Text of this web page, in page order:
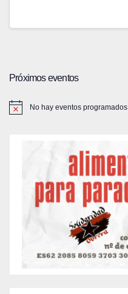
Próximos eventos
No hay eventos programados.